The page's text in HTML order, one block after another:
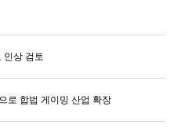
인상 검토
로 합법 게이밍 산업 확장